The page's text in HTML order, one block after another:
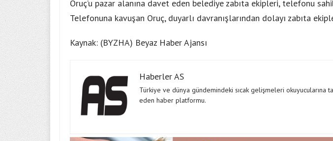
Oruç’u pazar alanına davet eden belediye zabıta ekipleri, telefonu
Telefonuna kavuşan Oruç, duyarlı davranışlarından dolayı zabıta
Kaynak: (BYZHA) Beyaz Haber Ajansı
Haberler AS
Türkiye ve dünya gündemindeki sıcak gelişmeleri okuyucularına
eden haber platformu.